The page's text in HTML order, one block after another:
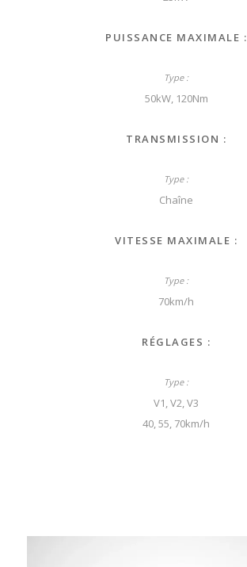
PUISSANCE MAXIMALE :
50kW, 120Nm
TRANSMISSION :
Chaîne
VITESSE MAXIMALE :
70km/h
RÉGLAGES :
V1, V2, V3
40, 55, 70km/h